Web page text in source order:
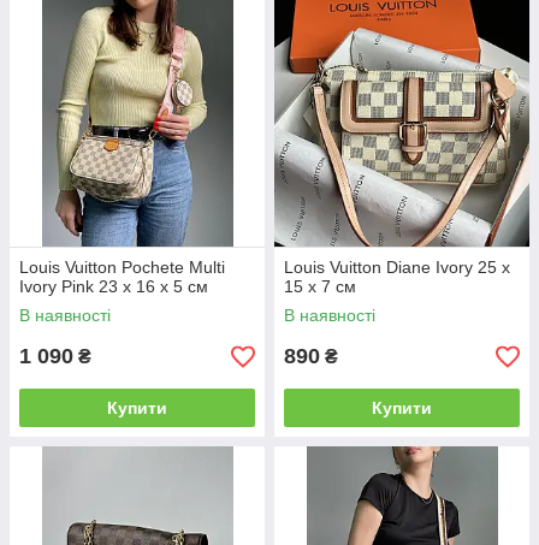
Louis Vuitton Pochete Multi
Ivory Pink 23 х 16 х 5 см
В наявності
1 090 ₴
Купити
Louis Vuitton Diane Ivory 25 x
15 x 7 см
В наявності
890 ₴
Купити